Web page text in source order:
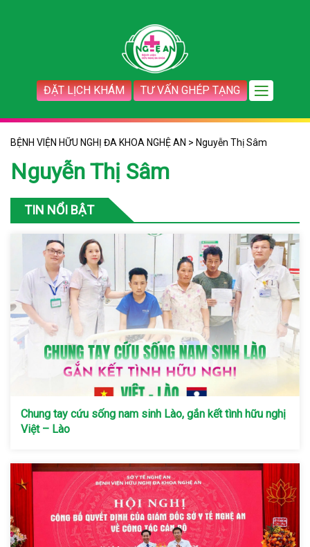
ĐẶT LỊCH KHÁM TƯ VẤN GHÉP TẠNG
BỆNH VIỆN HỮU NGHỊ ĐA KHOA NGHỆ AN > Nguyễn Thị Sâm
Nguyễn Thị Sâm
TIN NỔI BẬT
Chung tay cứu sống nam sinh Lào, gắn kết tình hữu nghị
Việt – Lào